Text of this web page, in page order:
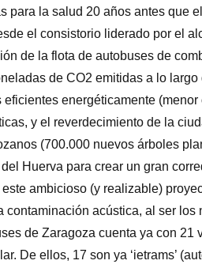
para la salud 20 años antes que
el consistorio liderado por el
de la flota de autobuses de
de CO2 emitidas a lo largo
energéticamente
y el reverdecimiento de la
(700.000 nuevos árboles
Huerva para crear un gran
ambicioso (y realizable)
acústica, al ser los
de Zaragoza cuenta ya con 21
De ellos, 17 son ya ‘ietrams’